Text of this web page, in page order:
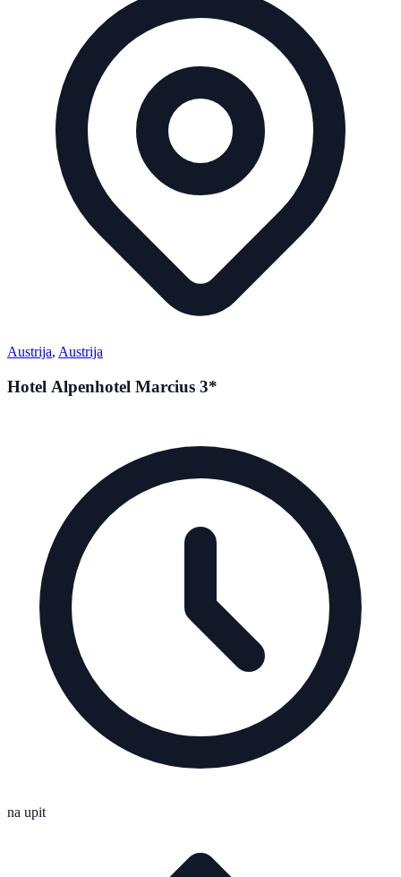
Austrija, Austrija
Hotel Alpenhotel Marcius 3*
na upit